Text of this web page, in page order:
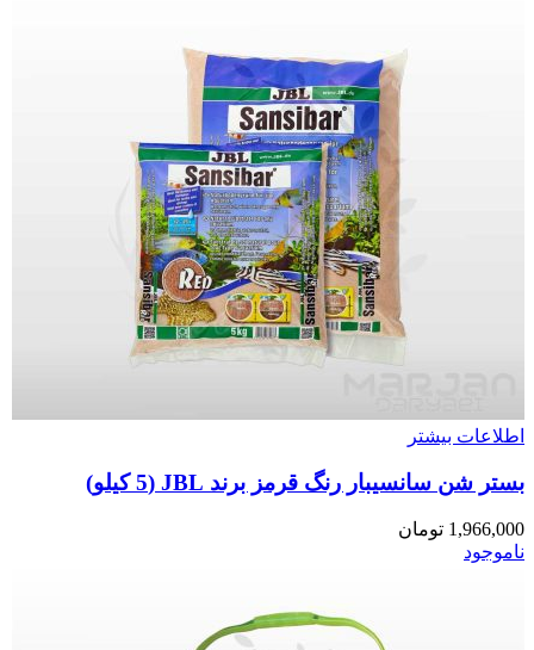
اطلاعات بیشتر
بستر شن سانسیبار رنگ قرمز برند JBL (5 کیلو)
1,966,000 تومان
ناموجود